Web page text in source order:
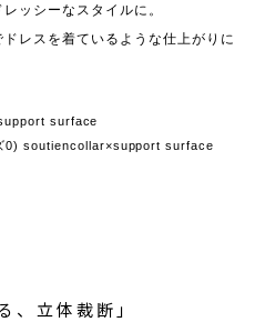
ッシーなスタイルに。
レスを着ているような仕上がりに
surface
0) soutiencollar×support surface
、立体裁断」